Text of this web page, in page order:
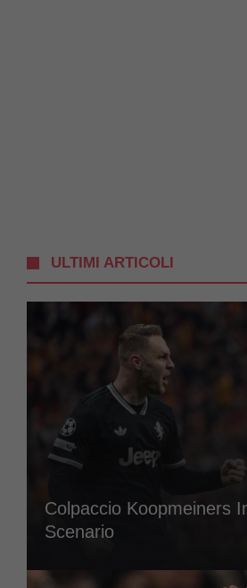
ULTIMI ARTICOLI
Colpaccio Koopmeiners
Scenario